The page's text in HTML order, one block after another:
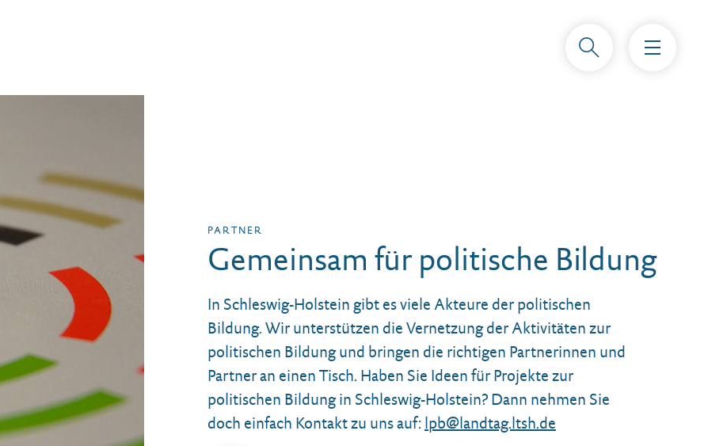
PARTNER
Gemeinsam für politische Bildung
In Schleswig-Holstein gibt es viele Akteure der politischen
Bildung. Wir unterstützen die Vernetzung der Aktivitäten zur
politischen Bildung und bringen die richtigen Partnerinnen und
Partner an einen Tisch. Haben Sie Ideen für Projekte zur
politischen Bildung in Schleswig-Holstein? Dann nehmen Sie
doch einfach Kontakt zu uns auf: lpb@landtag.ltsh.de